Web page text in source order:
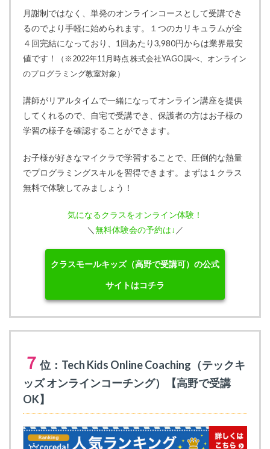
月謝制ではなく、単発のオンラインコースとして受講でき
るのでより手軽に始められます。１つのカリキュラムが全
４回完結になっており、1回あたり3,980円からは業界最安
値です！
（※2022年11月時点 株式会社YAGO調べ、オンライン
のプログラミング教室対象）
講師がリアルタイムで一緒になってオンライン講座を提供
してくれるので、自宅で受講でき、保護者の方はお子様の
学習の様子を確認することができます。
お子様が好きなマイクラで学習することで、圧倒的な熱量
でプログラミングスキルを習得できます。まずは１クラス
無料で体験してみましょう！
気になるクラスをオンライン体験！
＼ 無料体験会の予約は↓ ／
クラスモールキッズ（高野で受講可）の公式
サイトはコチラ
７ 位：Tech Kids Online Coaching（テックキ
ッズ オンラインコーチング）【高野で受講
OK】